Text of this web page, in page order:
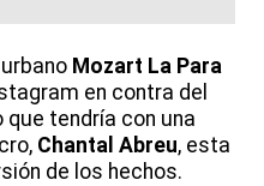
Mozart La Para
en contra del
tendría con una
Chantal Abreu, esta
de los hechos.